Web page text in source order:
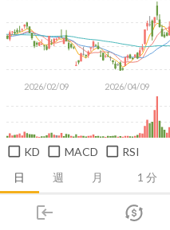
login
市場
日 週 月
2026/02/09 2026/04/09
KD MACD RSI
推薦卡片 技術面